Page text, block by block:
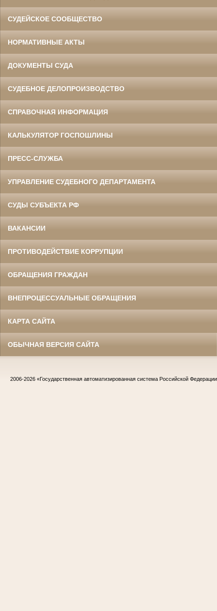
СУДЕЙСКОЕ СООБЩЕСТВО
НОРМАТИВНЫЕ АКТЫ
ДОКУМЕНТЫ СУДА
СУДЕБНОЕ ДЕЛОПРОИЗВОДСТВО
СПРАВОЧНАЯ ИНФОРМАЦИЯ
КАЛЬКУЛЯТОР ГОСПОШЛИНЫ
ПРЕСС-СЛУЖБА
УПРАВЛЕНИЕ СУДЕБНОГО ДЕПАРТАМЕНТА
СУДЫ СУБЪЕКТА РФ
ВАКАНСИИ
ПРОТИВОДЕЙСТВИЕ КОРРУПЦИИ
ОБРАЩЕНИЯ ГРАЖДАН
ВНЕПРОЦЕССУАЛЬНЫЕ ОБРАЩЕНИЯ
КАРТА САЙТА
ОБЫЧНАЯ ВЕРСИЯ САЙТА
2006-2026 «Государственная автоматизированная система Российской